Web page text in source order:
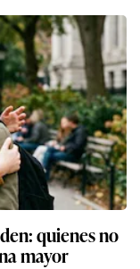
quienes no
mayor